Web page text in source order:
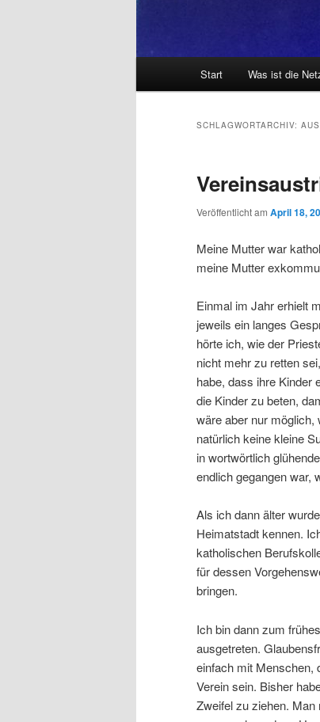
Start Was ist die
SCHLAGWORTARCHIV:
Veröffentlicht am April 18,
Meine Mutter war
meine Mutter
Einmal im Jahr erhielt
jeweils ein langes
hörte ich, wie der
nicht mehr zu retten
habe, dass ihre Kinder
die Kinder zu beten,
wäre aber nur möglich,
natürlich keine kleine
in wortwörtlich
endlich gegangen war,
Als ich dann älter
Heimatstadt kennen.
katholischen
für dessen
bringen.
Ich bin dann zum
ausgetreten.
einfach mit Menschen,
Verein sein. Bisher
Zweifel zu ziehen.